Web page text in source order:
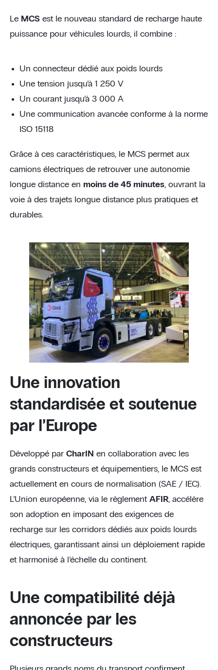
Le MCS est le nouveau standard de recharge haute
puissance pour véhicules lourds, il combine :
Un connecteur dédié aux poids lourds
Une tension jusqu’à 1 250 V
Un courant jusqu’à 3 000 A
Une communication avancée conforme à la norme
ISO 15118
Grâce à ces caractéristiques, le MCS permet aux
camions électriques de retrouver une autonomie
longue distance en moins de 45 minutes, ouvrant la
voie à des trajets longue distance plus pratiques et
durables.
Une innovation
standardisée et soutenue
par l’Europe
Développé par CharIN en collaboration avec les
grands constructeurs et équipementiers, le MCS est
actuellement en cours de normalisation (SAE / IEC).
L’Union européenne, via le règlement AFIR, accélère
son adoption en imposant des exigences de
recharge sur les corridors dédiés aux poids lourds
électriques, garantissant ainsi un déploiement rapide
et harmonisé à l’échelle du continent.
Une compatibilité déjà
annoncée par les
constructeurs